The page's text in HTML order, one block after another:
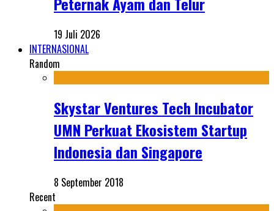
19 Juli 2026
INTERNASIONAL
Random
Skystar Ventures Tech Incubator
UMN Perkuat Ekosistem Startup
Indonesia dan Singapore
8 September 2018
Recent